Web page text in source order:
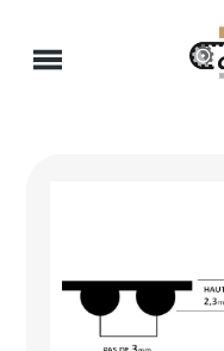
Panneau de gestion des